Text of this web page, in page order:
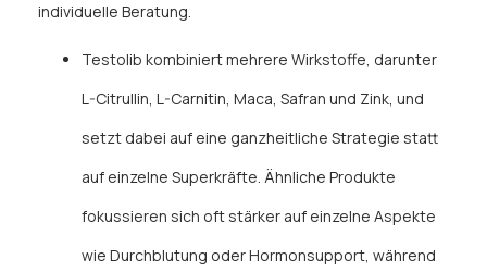
individuelle Beratung.
Testolib kombiniert mehrere Wirkstoffe, darunter
L-Citrullin, L-Carnitin, Maca, Safran und Zink, und
setzt dabei auf eine ganzheitliche Strategie statt
auf einzelne Superkräfte. Ähnliche Produkte
fokussieren sich oft stärker auf einzelne Aspekte
wie Durchblutung oder Hormonsupport, während